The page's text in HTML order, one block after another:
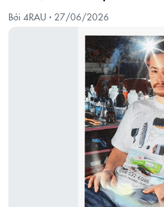
Bởi 4RAU · 27/06/2026